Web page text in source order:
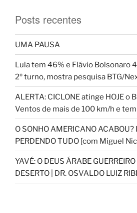
Posts recentes
UMA PAUSA
Lula tem 46% e Flávio Bolsonaro
2º turno, mostra pesquisa BTG/
ALERTA: CICLONE atinge HOJE o
Ventos de mais de 100 km/h e
O SONHO AMERICANO ACABOU?
PERDENDO TUDO [com Miguel
YAVÉ: O DEUS ÁRABE
DESERTO | DR. OSVALDO LUIZ